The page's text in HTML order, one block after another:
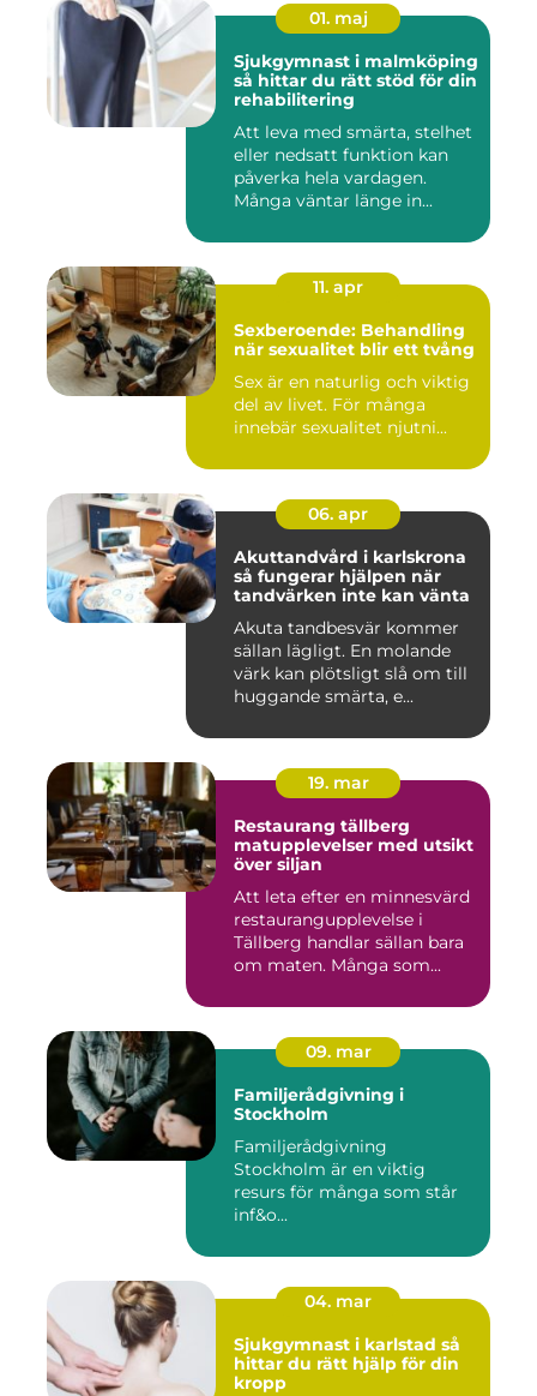
01. maj
Sjukgymnast i malmköping
så hittar du rätt stöd för din
rehabilitering
Att leva med smärta, stelhet
eller nedsatt funktion kan
påverka hela vardagen.
Många väntar länge in...
11. apr
Sexberoende: Behandling
när sexualitet blir ett tvång
Sex är en naturlig och viktig
del av livet. För många
innebär sexualitet njutni...
06. apr
Akuttandvård i karlskrona
så fungerar hjälpen när
tandvärken inte kan vänta
Akuta tandbesvär kommer
sällan lägligt. En molande
värk kan plötsligt slå om till
huggande smärta, e...
19. mar
Restaurang tällberg
matupplevelser med utsikt
över siljan
Att leta efter en minnesvärd
restaurangupplevelse i
Tällberg handlar sällan bara
om maten. Många som...
09. mar
Familjerådgivning i
Stockholm
Familjerådgivning
Stockholm är en viktig
resurs för många som står
inf&o...
04. mar
Sjukgymnast i karlstad så
hittar du rätt hjälp för din
kropp